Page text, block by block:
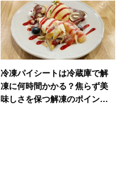
冷凍パイシートは冷蔵庫で解
凍に何時間かかる？焦らず美
味しさを保つ解凍のポイント